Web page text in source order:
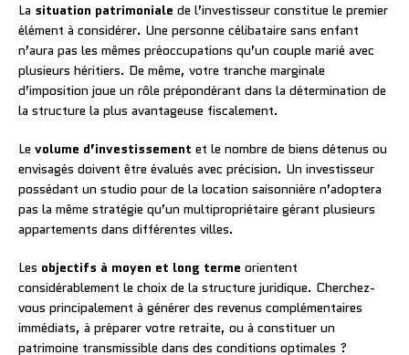
La situation patrimoniale de l’investisseur constitue le premier
élément à considérer. Une personne célibataire sans enfant
n’aura pas les mêmes préoccupations qu’un couple marié avec
plusieurs héritiers. De même, votre tranche marginale
d’imposition joue un rôle prépondérant dans la détermination de
la structure la plus avantageuse fiscalement.
Le volume d’investissement et le nombre de biens détenus ou
envisagés doivent être évalués avec précision. Un investisseur
possédant un studio pour de la location saisonnière n’adoptera
pas la même stratégie qu’un multipropriétaire gérant plusieurs
appartements dans différentes villes.
Les objectifs à moyen et long terme orientent
considérablement le choix de la structure juridique. Cherchez-
vous principalement à générer des revenus complémentaires
immédiats, à préparer votre retraite, ou à constituer un
patrimoine transmissible dans des conditions optimales ?